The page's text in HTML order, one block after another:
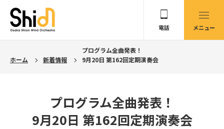
メニュー
電話
ホーム 新着情報
プログラム全曲発表！
9月20日 第162回定期演奏会
プログラム全曲発表！
9月20日 第162回定期演奏会